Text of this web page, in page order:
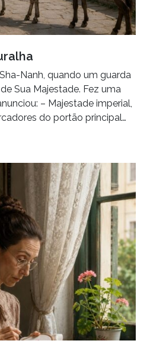
Nanh, quando um guarda
Sua Majestade. Fez uma
– Majestade imperial,
do portão principal…